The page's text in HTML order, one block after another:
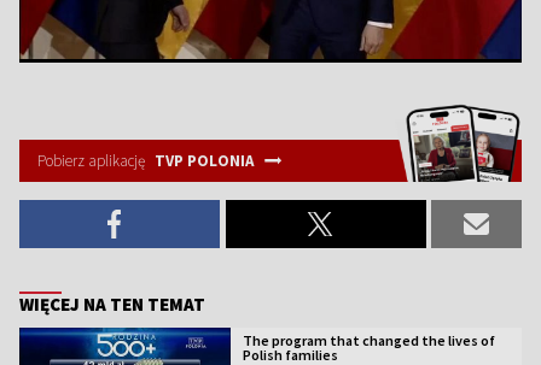
Pobierz aplikację TVP POLONIA
WIĘCEJ NA TEN TEMAT
The program that changed the lives of
Polish families